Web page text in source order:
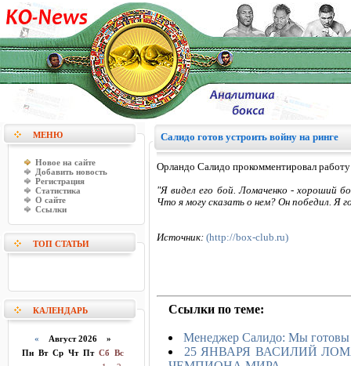
МЕНЮ
Новое на сайте
Добавить новость
Регистрация
Статистика
О сайте
Ссылки
ТОП СТАТЬИ
КАЛЕНДАРЬ
« Август 2026 »
Пн Вт Ср Чт Пт Сб Вс
Салидо готов устроить войну на ринге
Орландо Салидо прокомментировал
"Я видел его бой. Ломаченко - хороший
Что я могу сказать о нем? Он победил. Я
Источник: (http://box-club.ru)
Ссылки по теме:
Менеджер Салидо: Мы готовы
25 ЯНВАРЯ ВАСИЛИЙ